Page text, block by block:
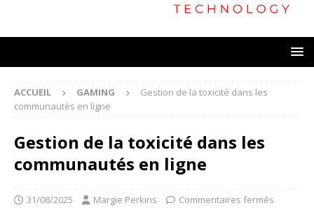
ACCUEIL GAMING
Gestion de la toxicité dans les
communautés en ligne
Gestion de la toxicité dans les
communautés en ligne
31/08/2025 Margie Perkins Commentaires fermés